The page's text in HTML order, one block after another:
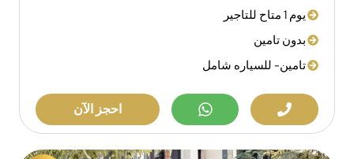
يوم 1 متاح للتاجير
بدون تامين
تامين- للسياره شامل
احجز الآن